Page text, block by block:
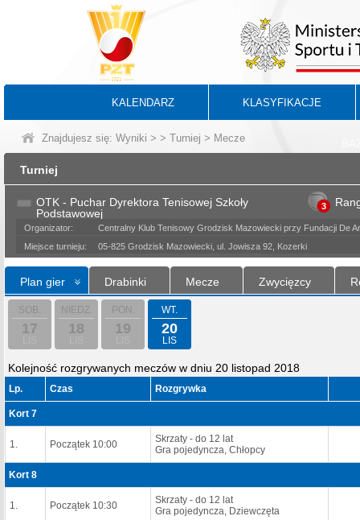
KALENDARZ KLASYFIKACJE
Znajdujesz się: Wyniki > > Turniej > Mecze
Turniej
OTK - Puchar Dyrektora Tenisowej Szkoły
Podstawowej
3
Organizator:
Centralny Klub Tenisowy Grodzisk Mazowiecki przy Fundacji De
Miejsce turnieju:
05-825 Grodzisk Mazowiecki, ul. Jowisza 92, Kozerki
Plan gier Drabinki Mecze Zwycięzcy
SOB.
17
NIEDZ.
18
PON.
19
WT.
20
LIS
Kolejność rozgrywanych meczów w dniu 20 listopad 2018
Lp. Czas Rozgrywka
Kort 7
1. Początek 10:00
Skrzaty - do 12 lat
Gra pojedyncza, Chłopcy
Kort 8
1. Początek 10:30
Skrzaty - do 12 lat
Gra pojedyncza, Dziewczęta